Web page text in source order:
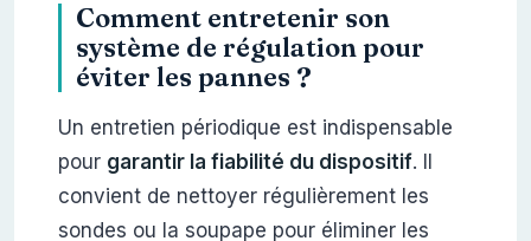
Comment entretenir son
système de régulation pour
éviter les pannes ?
Un entretien périodique est indispensable
pour garantir la fiabilité du dispositif. Il
convient de nettoyer régulièrement les
sondes ou la soupape pour éliminer les